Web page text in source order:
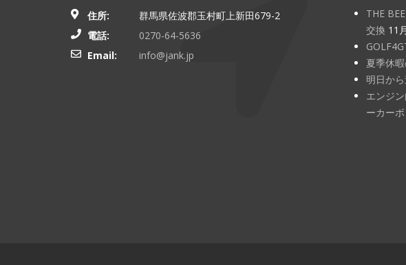
住所:
群馬県佐波郡玉村町上新田679-2
電話:
0270-64-5636
Email:
info@jank.jp
THE
交換 11
夏季休
明日から
エンジ
ーカー